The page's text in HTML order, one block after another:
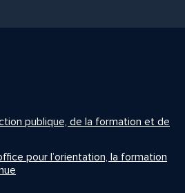
publique, de la formation et de
pour l’orientation, la formation